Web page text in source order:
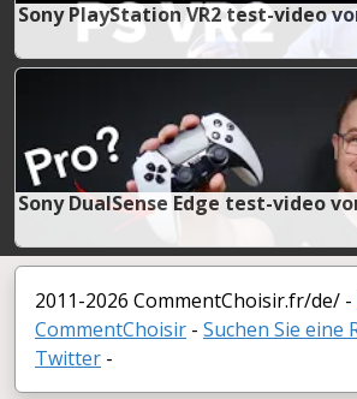
Sony PlayStation VR2 test-video
Sony DualSense Edge test-video
2011-2026 CommentChoisir.fr/de/ -
CommentChoisir - Suchen Sie eine
Twitter -